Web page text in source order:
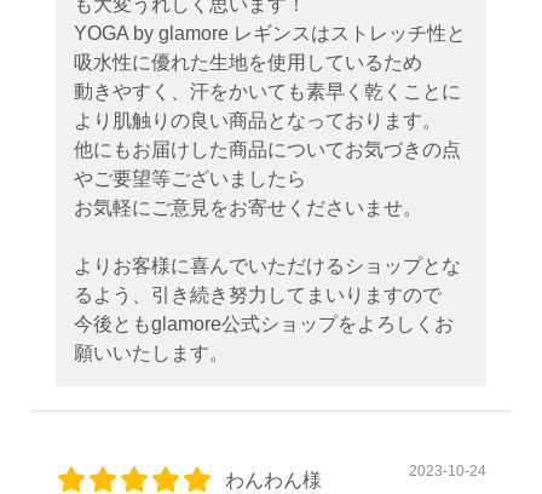
YOGA by glamore レギンスはストレッチ性と
吸水性に優れた生地を使用しているため
動きやすく、汗をかいても素早く乾くことに
より肌触りの良い商品となっております。
他にもお届けした商品についてお気づきの点
やご要望等ございましたら
お気軽にご意見をお寄せくださいませ。
よりお客様に喜んでいただけるショップとな
るよう、引き続き努力してまいりますので
今後ともglamore公式ショップをよろしくお
願いいたします。
わんわん様 2023-10-24